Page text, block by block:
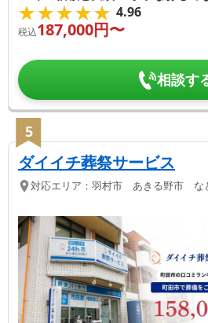
★★★★★
★★★★★ 4.96
税込187,000円〜
相談す
5
ダイイチ葬祭サービス
対応エリア： 羽村市 あきる野市 な